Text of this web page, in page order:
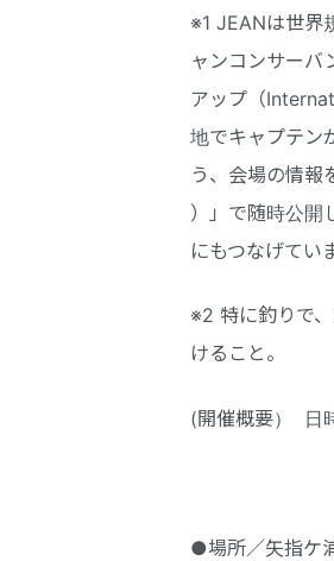
※1 JEANは世界
ャンコンサーバ
アップ（
地でキャプテン
う、会場の情
）」で随時公開
にもつなげてい
※2 特に釣りで
けること。
(開催概要） 日
同日13:00
●場所／矢指ケ